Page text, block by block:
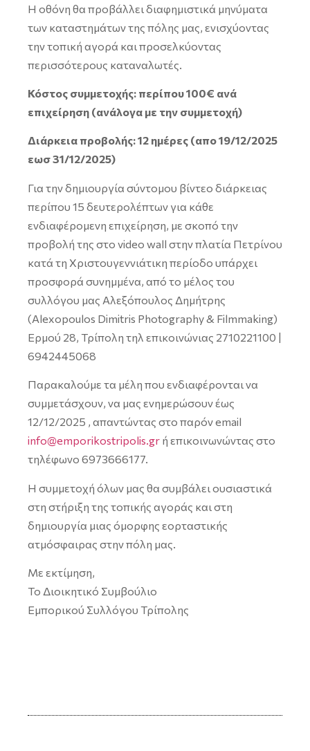
Η οθόνη θα προβάλλει διαφημιστικά μηνύματα
των καταστημάτων της πόλης μας, ενισχύοντας
την τοπική αγορά και προσελκύοντας
περισσότερους καταναλωτές.
Κόστος συμμετοχής: περίπου 100€ ανά
επιχείρηση (ανάλογα με την συμμετοχή)
Διάρκεια προβολής: 12 ημέρες (απο 19/12/2025
εωσ 31/12/2025)
Για την δημιουργία σύντομου βίντεο διάρκειας
περίπου 15 δευτερολέπτων για κάθε
ενδιαφέρομενη επιχείρηση, με σκοπό την
προβολή της στο video wall στην πλατία Πετρίνου
κατά τη Χριστουγεννιάτικη περίοδο υπάρχει
προσφορά συνημμένα, από το μέλος του
συλλόγου μας Αλεξόπουλος Δημήτρης
(Alexopoulos Dimitris Photography & Filmmaking)
Ερμού 28, Τρίπολη τηλ επικοινώνιας 2710221100 |
6942445068
Παρακαλούμε τα μέλη που ενδιαφέρονται να
συμμετάσχουν, να μας ενημερώσουν έως
12/12/2025 , απαντώντας στο παρόν email
info@emporikostripolis.gr ή επικοινωνώντας στο
τηλέφωνο 6973666177.
Η συμμετοχή όλων μας θα συμβάλει ουσιαστικά
στη στήριξη της τοπικής αγοράς και στη
δημιουργία μιας όμορφης εορταστικής
ατμόσφαιρας στην πόλη μας.
Με εκτίμηση,
Το Διοικητικό Συμβούλιο
Εμπορικού Συλλόγου Τρίπολης